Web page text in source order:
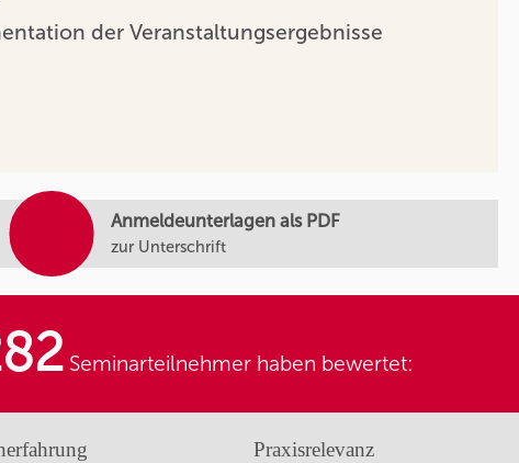
Anmeldeunterlagen als PDF
zur Unterschrift
der Veranstaltungsergebnisse
Seminarteilnehmer haben bewertet:
Praxisrelevanz